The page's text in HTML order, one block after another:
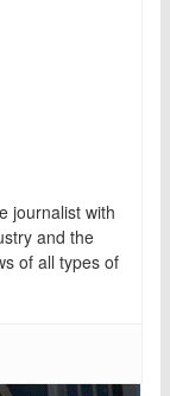
journalist with
and the
of all types of